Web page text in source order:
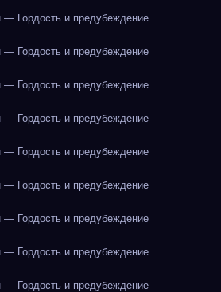
Гордость и предубеждение
Гордость и предубеждение
Гордость и предубеждение
Гордость и предубеждение
Гордость и предубеждение
Гордость и предубеждение
Гордость и предубеждение
Гордость и предубеждение
Гордость и предубеждение